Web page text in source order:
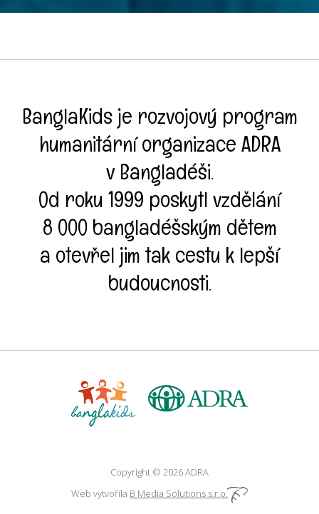
BanglaKids je rozvojový program
humanitární organizace ADRA
v Bangladéši.
Od roku 1999 poskytl vzdělání
8 000 bangladéšským dětem
a otevřel jim tak cestu k lepší
budoucnosti.
Copyright © 2026 ADRA
Web vytvořila B Media Solutions s.r.o.